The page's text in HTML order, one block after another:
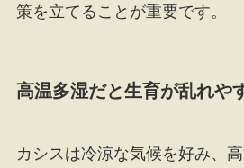
策を立てることが重要です。
高温多湿だと生育が乱れや
カシスは冷涼な気候を好み、